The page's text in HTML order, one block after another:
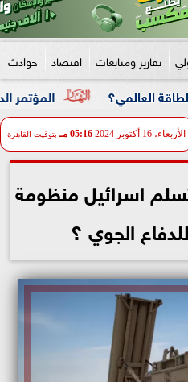
تقارير ومتابعات اقتصاد حوادث
المؤتمر الدولي
الأربعاء، 16 أكتوبر 2024 05:16 مـ بتوقيت القاهرة
اسرائيل منظومة
الجوي ؟